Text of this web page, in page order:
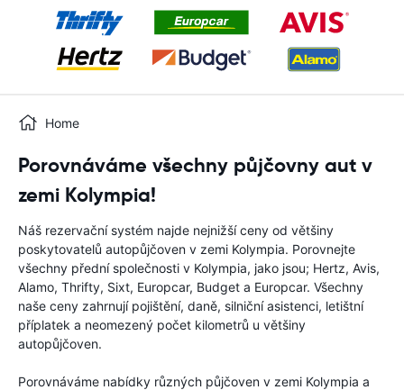
Home
Porovnáváme všechny půjčovny aut v
zemi Kolympia!
Náš rezervační systém najde nejnižší ceny od většiny
poskytovatelů autopůjčoven v zemi Kolympia. Porovnejte
všechny přední společnosti v Kolympia, jako jsou; Hertz, Avis,
Alamo, Thrifty, Sixt, Europcar, Budget a Europcar. Všechny
naše ceny zahrnují pojištění, daně, silniční asistenci, letištní
příplatek a neomezený počet kilometrů u většiny
autopůjčoven.
Porovnáváme nabídky různých půjčoven v zemi Kolympia a